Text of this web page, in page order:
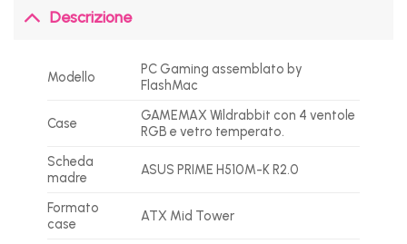
Descrizione
Modello
PC Gaming assemblato by
FlashMac
Case
GAMEMAX Wildrabbit con 4 ventole
RGB e vetro temperato.
Scheda
madre
ASUS PRIME H510M-K R2.0
Formato
case
ATX Mid Tower